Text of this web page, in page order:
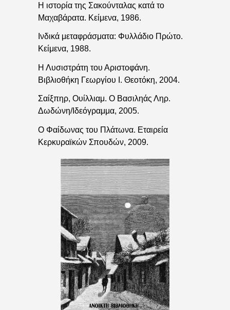
Η ιστορία της Σακούνταλας κατά το
Μαχαβάρατα. Κείμενα, 1986.
Ινδικά μεταφράσματα: Φυλλάδιο Πρώτο.
Κείμενα, 1988.
Η Λυσιστράτη του Αριστοφάνη.
Βιβλιοθήκη Γεωργίου Ι. Θεοτόκη, 2004.
Σαίξπηρ, Ουίλλιαμ. Ο Βασιληάς Ληρ.
Δωδώνη/Ιδεόγραμμα, 2005.
Ο Φαίδωνας του Πλάτωνα. Εταιρεία
Κερκυραϊκών Σπουδών, 2009.